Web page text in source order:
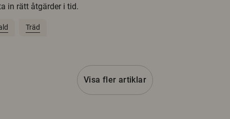
in rätt åtgärder i tid.
Träd
Visa fler artiklar